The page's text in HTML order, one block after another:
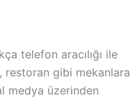
telefon aracılığı ile
restoran gibi mekanlara
medya üzerinden